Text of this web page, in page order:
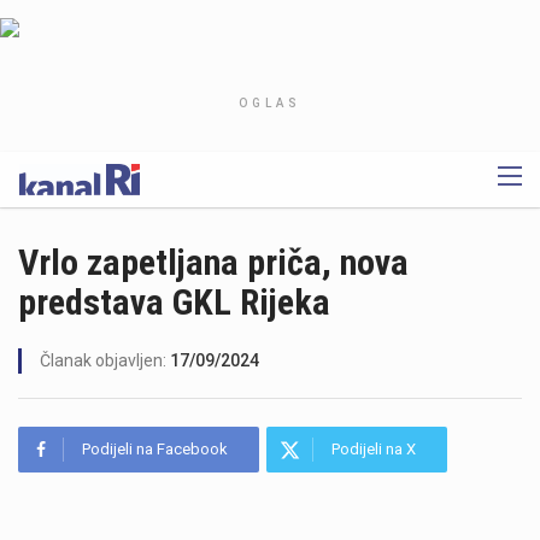
OGLAS
Vrlo zapetljana priča, nova
predstava GKL Rijeka
Članak objavljen: 17/09/2024
Podijeli na Facebook Podijeli na X